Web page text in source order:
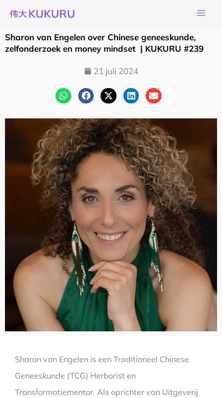
naar
de
inhoud
Sharon van Engelen over Chinese geneeskunde,
zelfonderzoek en money mindset | KUKURU #239
21 juli 2024
Sharon van Engelen is een Traditioneel Chinese
Geneeskunde (TCG) Herborist en
Transformatiementor. Als oprichter van Uitgeverij